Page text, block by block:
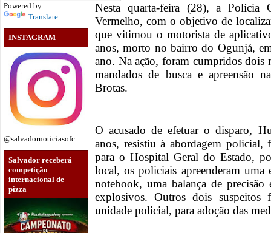
Powered by
Translate
INSTAGRAM
@salvadornoticiasofc
Salvador receberá
competição
internacional de
pizza
Nesta quarta-feira (28), a Polícia
Vermelho, com o objetivo de
que vitimou o motorista de
anos, morto no bairro do Ogunjá,
ano. Na ação, foram cumpridos dois
mandados de busca e apreensão
Brotas.
O acusado de efetuar o disparo,
anos, resistiu à abordagem
para o Hospital Geral do Estado,
local, os policiais apreenderam
notebook, uma balança de
explosivos. Outros dois suspeitos
unidade policial, para adoção das